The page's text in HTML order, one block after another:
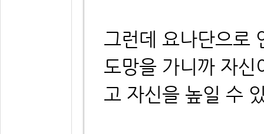
그런데 요나단으로
도망을 가니까 자신
고 자신을 높일 수